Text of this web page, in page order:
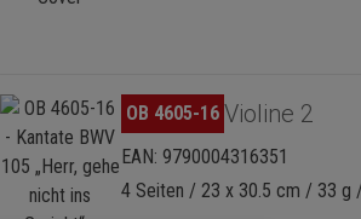
Bildergalerie überspringen
OB 4605-16 Violine 2
EAN: 9790004316351
4 Seiten / 23 x 30.5 cm / 33 g